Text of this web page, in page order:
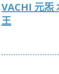
VACHI 元炁
王